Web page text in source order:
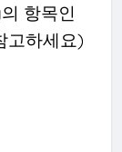
항목인
고하세요)